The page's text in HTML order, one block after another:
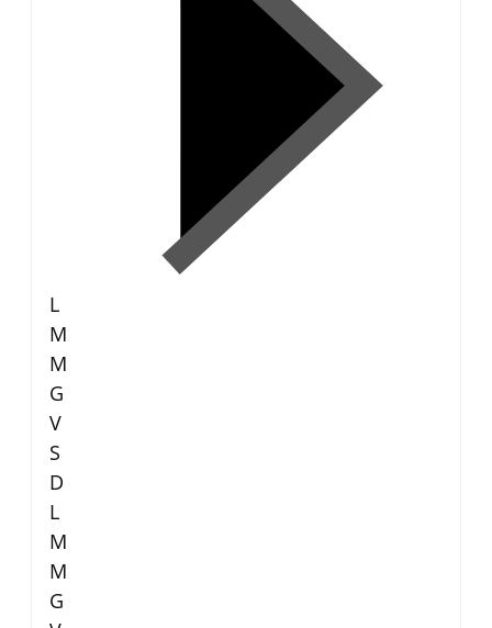
L
M
M
G
V
S
D
L
M
M
G